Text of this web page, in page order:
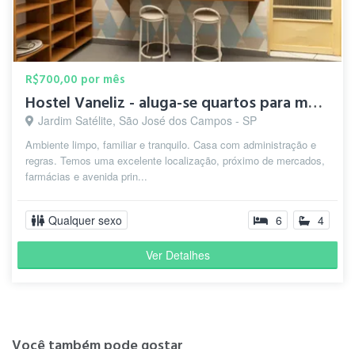
R$700,00 por mês
Hostel Vaneliz - aluga-se quartos para mulheres
Jardim Satélite, São José dos Campos - SP
Ambiente limpo, familiar e tranquilo. Casa com administração e
regras. Temos uma excelente localização, próximo de mercados,
farmácias e avenida prin...
Qualquer sexo 6 4
Ver Detalhes